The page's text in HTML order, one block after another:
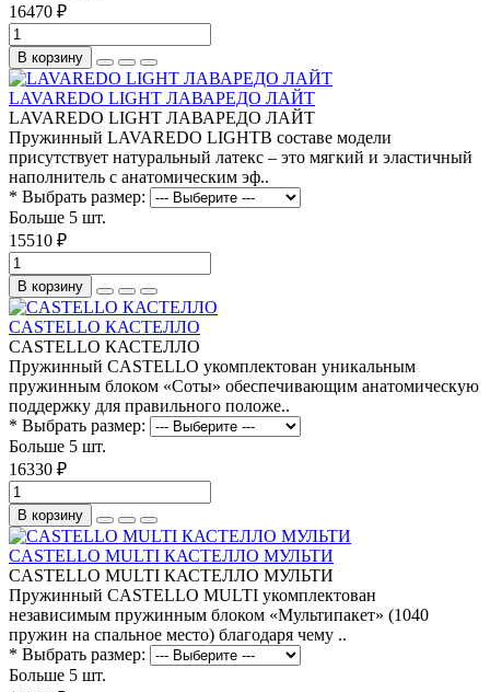
16470 ₽
В корзину
LAVAREDO LIGHT ЛАВАРЕДО ЛАЙТ
LAVAREDO LIGHT ЛАВАРЕДО ЛАЙТ
Пружинный LAVAREDO LIGHTВ составе модели
присутствует натуральный латекс – это мягкий и эластичный
наполнитель с анатомическим эф..
* Выбрать размер:
Больше 5 шт.
15510 ₽
В корзину
CASTELLO КАСТЕЛЛО
CASTELLO КАСТЕЛЛО
Пружинный CASTELLO укомплектован уникальным
пружинным блоком «Соты» обеспечивающим анатомическую
поддержку для правильного положе..
* Выбрать размер:
Больше 5 шт.
16330 ₽
В корзину
CASTELLO MULTI КАСТЕЛЛО МУЛЬТИ
CASTELLO MULTI КАСТЕЛЛО МУЛЬТИ
Пружинный CASTELLO MULTI укомплектован
независимым пружинным блоком «Мультипакет» (1040
пружин на спальное место) благодаря чему ..
* Выбрать размер:
Больше 5 шт.